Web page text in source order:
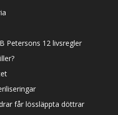
Petersons 12 livsregler
får lössläppta döttrar